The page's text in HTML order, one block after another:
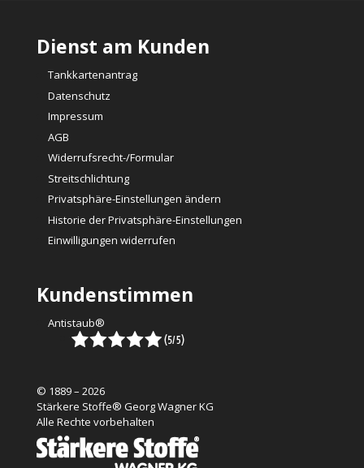
Dienst am Kunden
Tankkartenantrag
Datenschutz
Impressum
AGB
Widerrufsrecht-/Formular
Streitschlichtung
Privatsphäre-Einstellungen ändern
Historie der Privatsphäre-Einstellungen
Einwilligungen widerrufen
Kundenstimmen
Antistaub®
© 1889 – 2026
Stärkere Stoffe® Georg Wagner KG
Alle Rechte vorbehalten